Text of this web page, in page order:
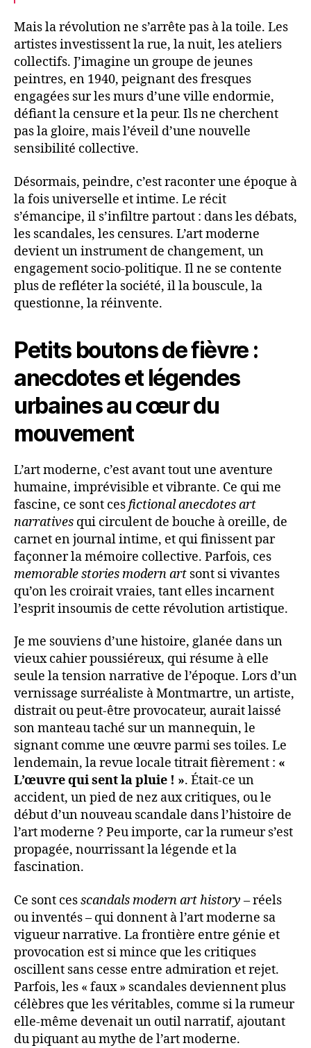
Mais la révolution ne s’arrête pas à la toile. Les
artistes investissent la rue, la nuit, les ateliers
collectifs. J’imagine un groupe de jeunes
peintres, en 1940, peignant des fresques
engagées sur les murs d’une ville endormie,
défiant la censure et la peur. Ils ne cherchent
pas la gloire, mais l’éveil d’une nouvelle
sensibilité collective.
Désormais, peindre, c’est raconter une époque à
la fois universelle et intime. Le récit
s’émancipe, il s’infiltre partout : dans les débats,
les scandales, les censures. L’art moderne
devient un instrument de changement, un
engagement socio-politique. Il ne se contente
plus de refléter la société, il la bouscule, la
questionne, la réinvente.
Petits boutons de fièvre :
anecdotes et légendes
urbaines au cœur du
mouvement
L’art moderne, c’est avant tout une aventure
humaine, imprévisible et vibrante. Ce qui me
fascine, ce sont cesfictional anecdotes art
narratives qui circulent de bouche à oreille, de
carnet en journal intime, et qui finissent par
façonner la mémoire collective. Parfois, ces
memorable stories modern art sont si vivantes
qu’on les croirait vraies, tant elles incarnent
l’esprit insoumis de cette révolution artistique.
Je me souviens d’une histoire, glanée dans un
vieux cahier poussiéreux, qui résume à elle
seule la tension narrative de l’époque. Lors d’un
vernissage surréaliste à Montmartre, un artiste,
distrait ou peut-être provocateur, aurait laissé
son manteau taché sur un mannequin, le
signant comme une œuvre parmi ses toiles. Le
lendemain, la revue locale titrait fièrement : «
L’œuvre qui sent la pluie ! ». Était-ce un
accident, un pied de nez aux critiques, ou le
début d’un nouveau scandale dans l’histoire de
l’art moderne ? Peu importe, car la rumeur s’est
propagée, nourrissant la légende et la
fascination.
Ce sont cesscandals modern art history – réels
ou inventés – qui donnent à l’art moderne sa
vigueur narrative. La frontière entre génie et
provocation est si mince que les critiques
oscillent sans cesse entre admiration et rejet.
Parfois, les « faux » scandales deviennent plus
célèbres que les véritables, comme si la rumeur
elle-même devenait un outil narratif, ajoutant
du piquant au mythe de l’art moderne.